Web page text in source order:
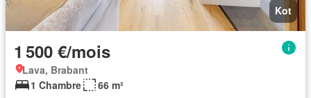
Kot
1 500 €/mois
Lava, Brabant
1 Chambre
66 m²